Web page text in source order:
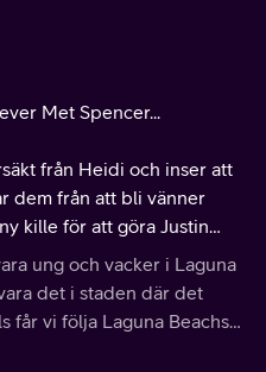
Met Spencer...
från Heidi och inser att
dem från att bli vänner
kille för att göra Justin
tillbaka.
ung och vacker i Laguna
det i staden där det
får vi följa Laguna Beachs